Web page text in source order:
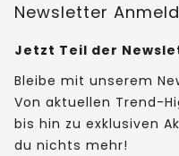
Newsletter
Jetzt Teil der
Bleibe mit unserem
Von aktuellen Trend-
bis hin zu exklusiven
du nichts mehr!